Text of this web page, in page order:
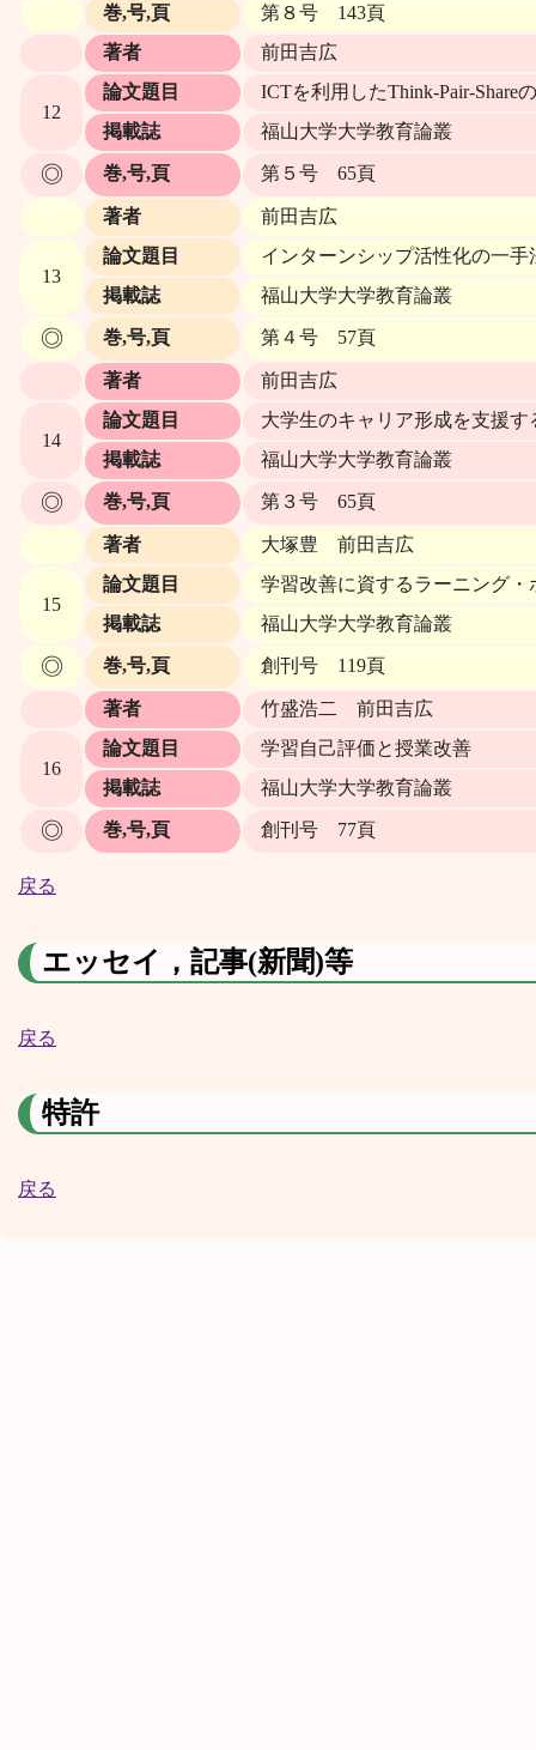
巻,号,頁
第８号 143頁
著者
前田吉広
12
論文題目
ICTを利用したThink-Pair-
掲載誌
福山大学大学教育論叢
◎ 巻,号,頁 第５号 65頁
著者 前田吉広
13
論文題目
インターンシップ活性化の一
掲載誌
福山大学大学教育論叢
◎ 巻,号,頁 第４号 57頁
著者 前田吉広
14
論文題目
大学生のキャリア形成を支援
掲載誌
福山大学大学教育論叢
◎ 巻,号,頁 第３号 65頁
著者 大塚豊 前田吉広
15
論文題目
学習改善に資するラーニング
掲載誌
福山大学大学教育論叢
◎ 巻,号,頁 創刊号 119頁
著者 竹盛浩二 前田吉広
16
論文題目
学習自己評価と授業改善
掲載誌
福山大学大学教育論叢
◎ 巻,号,頁 創刊号 77頁
戻る
エッセイ，記事(新聞)等
戻る
特許
戻る